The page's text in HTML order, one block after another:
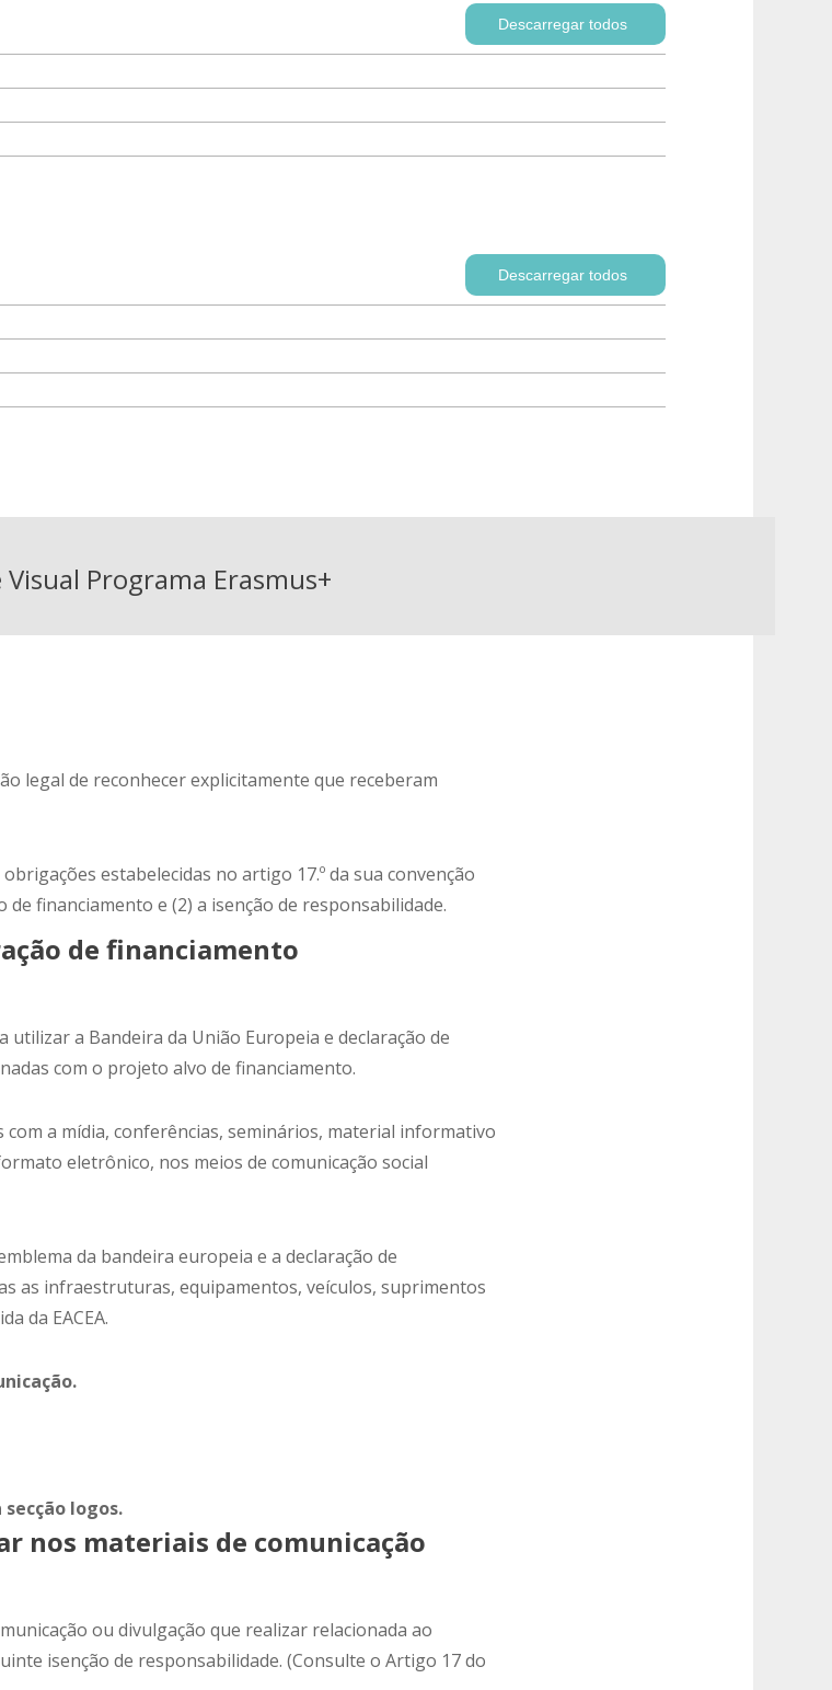
Descarregar todos
Descarregar todos
Programa Erasmus+
legal de reconhecer explicitamente que receberam
estabelecidas no artigo 17.º da sua convenção
financiamento e (2) a isenção de responsabilidade.
de financiamento
a Bandeira da União Europeia e declaração de
com o projeto alvo de financiamento.
a mídia, conferências, seminários, material informativo
eletrônico, nos meios de comunicação social
da bandeira europeia e a declaração de
as infraestruturas, equipamentos, veículos, suprimentos
da EACEA.
logos.
nos materiais de comunicação
ou divulgação que realizar relacionada ao
isenção de responsabilidade. (Consulte o Artigo 17 do